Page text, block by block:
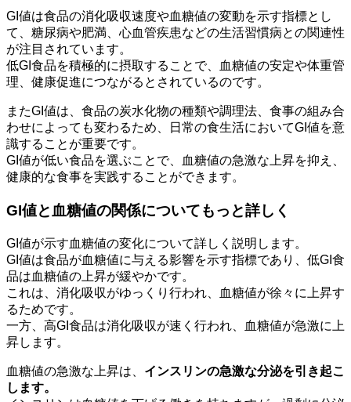
GI値は食品の消化吸収速度や血糖値の変動を示す指標とし
て、糖尿病や肥満、心血管疾患などの生活習慣病との関連性
が注目されています。
低GI食品を積極的に摂取することで、血糖値の安定や体重管
理、健康促進につながるとされているのです。
またGI値は、食品の炭水化物の種類や調理法、食事の組み合
わせによっても変わるため、日常の食生活においてGI値を意
識することが重要です。
GI値が低い食品を選ぶことで、血糖値の急激な上昇を抑え、
健康的な食事を実践することができます。
GI値と血糖値の関係についてもっと詳しく
GI値が示す血糖値の変化について詳しく説明します。
GI値は食品が血糖値に与える影響を示す指標であり、低GI食
品は血糖値の上昇が緩やかです。
これは、消化吸収がゆっくり行われ、血糖値が徐々に上昇す
るためです。
一方、高GI食品は消化吸収が速く行われ、血糖値が急激に上
昇します。
血糖値の急激な上昇は、 インスリンの急激な分泌を引き起こ
します。